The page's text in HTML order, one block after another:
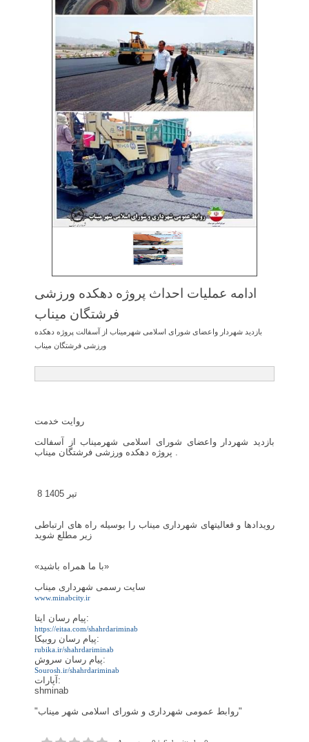
ادامه عملیات احداث پروژه دهكده ورزشی
فرشتگان میناب
بازدید شهردار واعضای شورای اسلامی شهرمیناب از آسفالت پروژه دهکده
ورزشی فرشتگان میناب
روایت خدمت
بازدید شهردار واعضای شورای اسلامی شهرمیناب از آسفالت
پروژه دهکده ورزشی فرشتگان میناب .
8 تیر 1405
رویدادها و فعالیتهای شهرداری میناب را بوسیله راه های ارتباطی
زیر مطلع شوید
«با ما همراه باشید»
سایت رسمی شهرداری میناب
www.minabcity.ir
پیام رسان ایتا:
https://eitaa.com/shahrdariminab
پیام رسان روبیکا:
rubika.ir/shahrdariminab
پیام رسان سروش:
Sourosh.ir/shahrdariminab
آپارات:
shminab
"روابط عمومی شهرداری و شورای اسلامی شهر میناب"